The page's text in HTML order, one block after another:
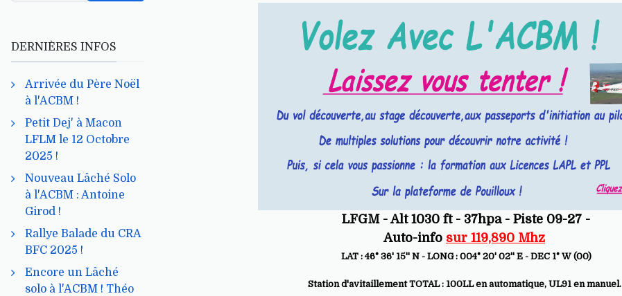
LFGM - Alt 1030 ft - 37hpa - Piste 09-27 -
Auto-info sur 119,890 Mhz
LAT : 46° 36' 15'' N - LONG : 004° 20' 02'' E - DEC 1° W (00)
Station d'avitaillement TOTAL : 100LL en automatique, UL91 en manuel.
DERNIÈRES INFOS
Arrivée du Père Noël
à l'ACBM !
Petit Dej' à Macon
LFLM le 12 Octobre
2025 !
Nouveau Lâché Solo
à l'ACBM : Antoine
Girod !
Rallye Balade du CRA
BFC 2025 !
Encore un Lâché
solo à l'ACBM ! Théo